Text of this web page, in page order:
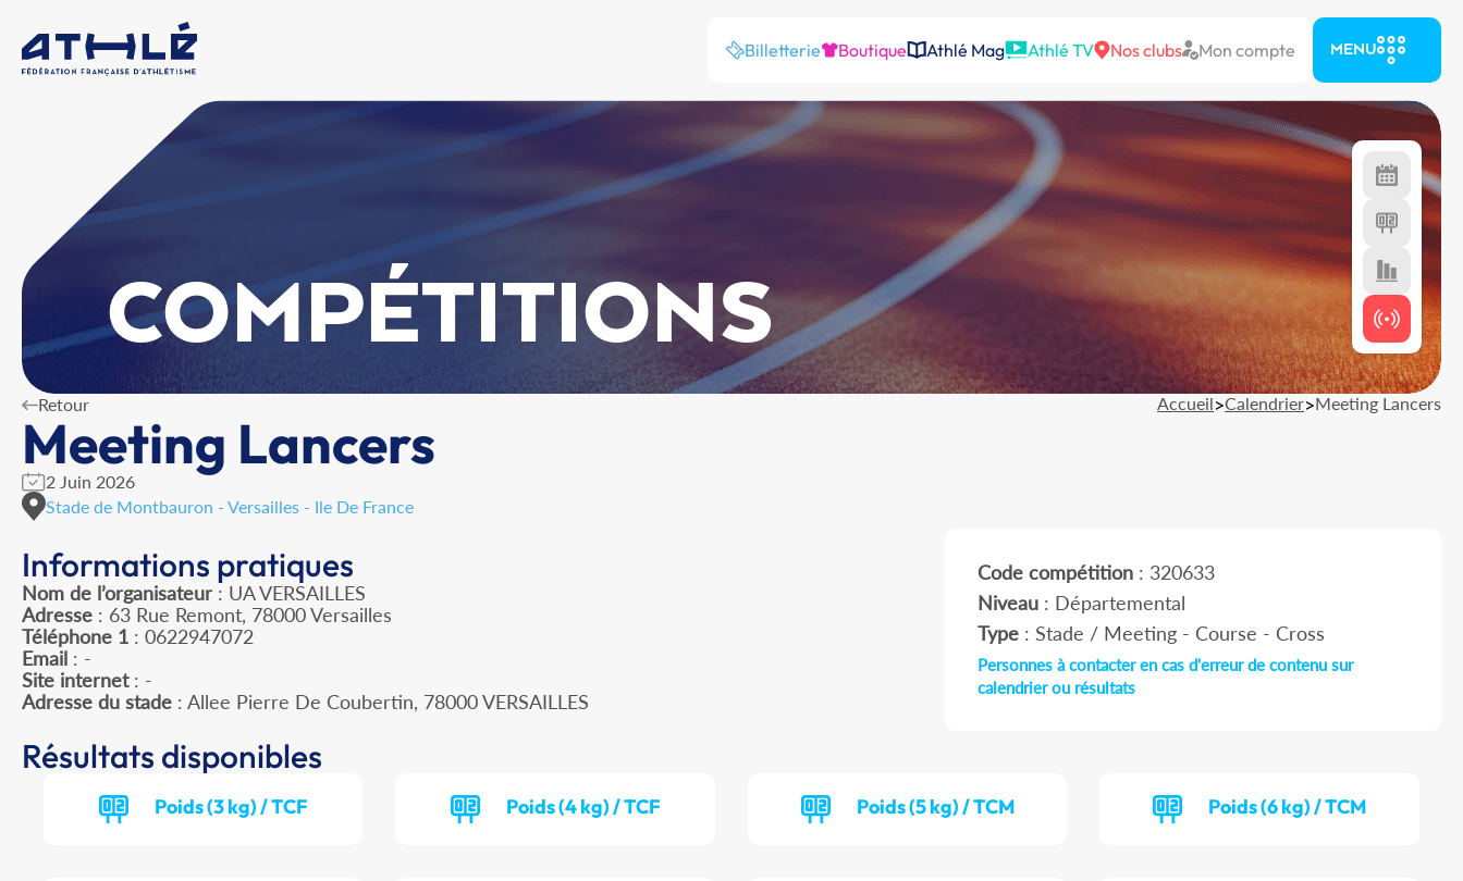
Billetterie Boutique Athlé Mag Athlé TV Nos clubs Mon compte MENU
COMPÉTITIONS
Retour Accueil>Calendrier>Meeting Lancers
Meeting Lancers
2 Juin 2026
Stade de Montbauron - Versailles - Ile De France
Informations pratiques
Nom de l’organisateur : UA VERSAILLES
Adresse : 63 Rue Remont, 78000 Versailles
Téléphone 1 : 0622947072
Email : -
Site internet: -
Adresse du stade : Allee Pierre De Coubertin, 78000 VERSAILLES
Code compétition: 320633
Niveau: Départemental
Type: Stade / Meeting - Course - Cross
Personnes à contacter en cas d'erreur de contenu sur
calendrier ou résultats
Résultats disponibles
Poids (3 kg) / TCF Poids (4 kg) / TCF Poids (5 kg) / TCM Poids (6 kg) / TCM